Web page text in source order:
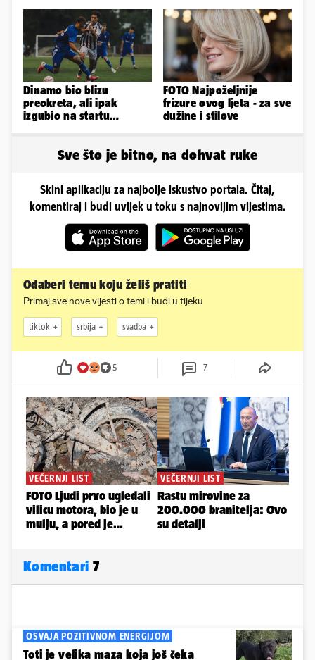
vjenčanje...
Dinamo bio blizu
preokreta, ali ipak
izgubio na startu
FOTO Najpoželjnije
frizure ovog ljeta - za sve
dužine i stilove
Sve što je bitno, na dohvat ruke
Skini aplikaciju za najbolje iskustvo portala. Čitaj,
komentiraj i budi uvijek u toku s najnovijim vijestima.
Odaberi temu koju želiš pratiti
Primaj sve nove vijesti o temi i budi u tijeku
tiktok srbija svadba
5 7
Komentari 7
OSVAJA POZITIVNOM ENERGIJOM
Toti je velika maza koja još čeka